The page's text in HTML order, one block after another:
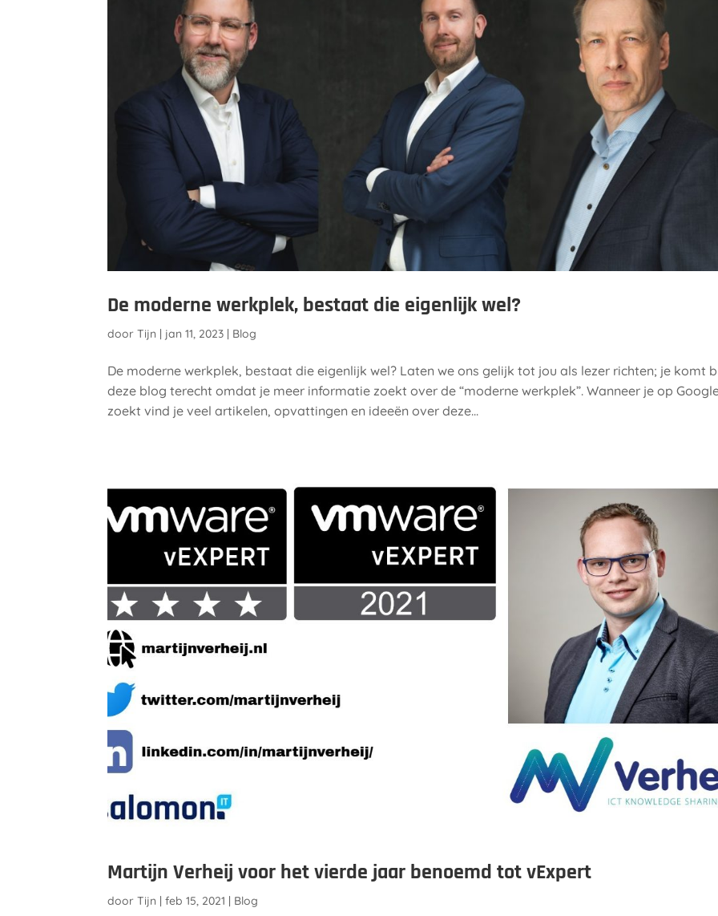
De moderne werkplek, bestaat die eigenlijk wel?
doorTijn | jan 11, 2023 | Blog
De moderne werkplek, bestaat die eigenlijk wel? Laten we ons gelijk tot jou als lezer richten; je komt
deze blog terecht omdat je meer informatie zoekt over de “moderne werkplek”. Wanneer je op
zoekt vind je veel artikelen, opvattingen en ideeën over deze...
Martijn Verheij voor het vierde jaar benoemd tot vExpert
doorTijn |feb 15, 2021 Blog